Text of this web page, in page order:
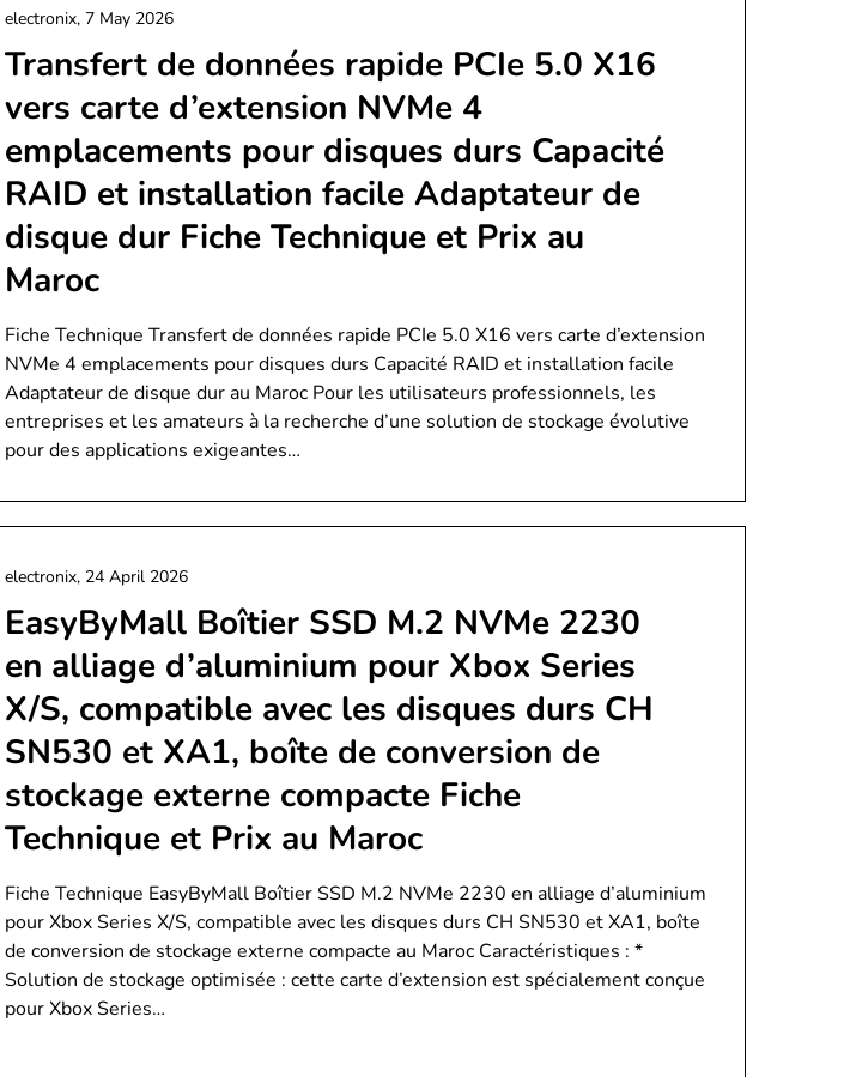
Transfert de données rapide PCIe 5.0 X16
vers carte d’extension NVMe 4
emplacements pour disques durs Capacité
RAID et installation facile Adaptateur de
disque dur Fiche Technique et Prix au
Maroc
electronix, 7 May 2026
Fiche Technique Transfert de données rapide PCIe 5.0 X16 vers carte d’extension
NVMe 4 emplacements pour disques durs Capacité RAID et installation facile
Adaptateur de disque dur au Maroc Pour les utilisateurs professionnels, les
entreprises et les amateurs à la recherche d’une solution de stockage évolutive
pour des applications exigeantes…
EasyByMall Boîtier SSD M.2 NVMe 2230
en alliage d’aluminium pour Xbox Series
X/S, compatible avec les disques durs CH
SN530 et XA1, boîte de conversion de
stockage externe compacte Fiche
Technique et Prix au Maroc
electronix, 24 April 2026
Fiche Technique EasyByMall Boîtier SSD M.2 NVMe 2230 en alliage d’aluminium
pour Xbox Series X/S, compatible avec les disques durs CH SN530 et XA1, boîte
de conversion de stockage externe compacte au Maroc Caractéristiques : *
Solution de stockage optimisée : cette carte d’extension est spécialement conçue
pour Xbox Series…